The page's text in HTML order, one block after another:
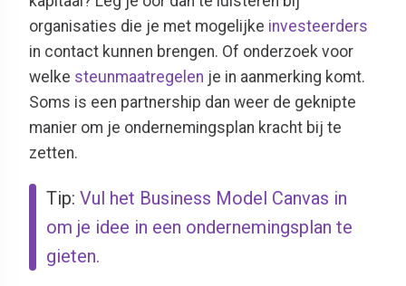
organisaties die je met mogelijke investeerders
in contact kunnen brengen. Of onderzoek voor
welke steunmaatregelen je in aanmerking komt.
Soms is een partnership dan weer de geknipte
manier om je ondernemingsplan kracht bij te
zetten.
Tip:Vul het Business Model Canvas in
om je idee in een ondernemingsplan te
gieten.